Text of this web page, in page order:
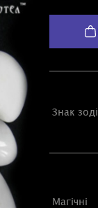
Знак
Магічні